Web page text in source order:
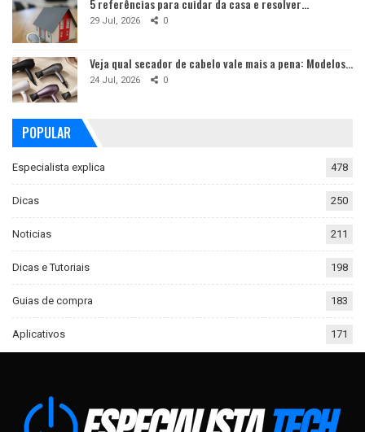
5 referências para cuidar da casa e resolver…
29 Jul, 2026 0
Veja qual secador de cabelo vale mais a pena: Modelos…
24 Jul, 2026 0
POPULAR
Especialista explica 478
Dicas 250
Noticias 211
Dicas e Tutoriais 198
Guias de compra 183
Aplicativos 171